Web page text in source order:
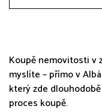
Koupě nemovitosti v
myslíte – přímo v
který zde
proces koupě.